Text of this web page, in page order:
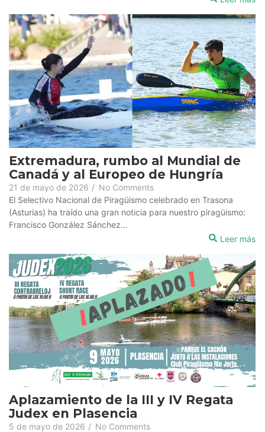
Extremadura, rumbo al Mundial de
Canadá y al Europeo de Hungría
21 de mayo de 2026 / No Comments
El Selectivo Nacional de Piragüismo celebrado en Trasona
(Asturias) ha traído una gran noticia para nuestro piragüismo:
Francisco González Sánchez...
Leer más
Aplazamiento de la III y IV Regata
Judex en Plasencia
5 de mayo de 2026 / No Comments